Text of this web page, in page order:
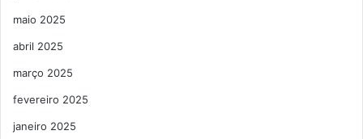
maio 2025
abril 2025
março 2025
fevereiro 2025
janeiro 2025